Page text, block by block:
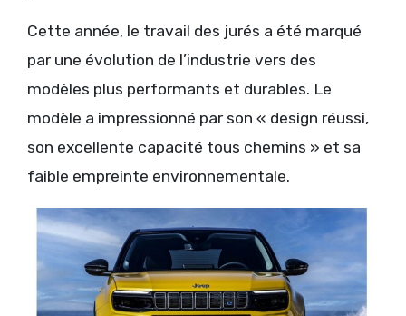
Cette année, le travail des jurés a été marqué
par une évolution de l’industrie vers des
modèles plus performants et durables. Le
modèle a impressionné par son « design réussi,
son excellente capacité tous chemins » et sa
faible empreinte environnementale.